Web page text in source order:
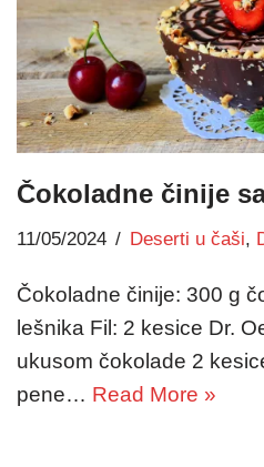
Čokoladne činije
11/05/2024 Deserti u čaši,
Čokoladne činije: 300 g
lešnika Fil: 2 kesice Dr.
ukusom čokolade 2
pene… Read More »